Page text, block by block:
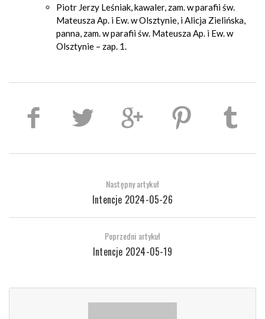
Piotr Jerzy Leśniak, kawaler, zam. w parafii św.
Mateusza Ap. i Ew. w Olsztynie, i Alicja Zielińska,
panna, zam. w parafii św. Mateusza Ap. i Ew. w
Olsztynie – zap. 1.
Następny artykuł
Intencje 2024-05-26
Poprzedni artykuł
Intencje 2024-05-19